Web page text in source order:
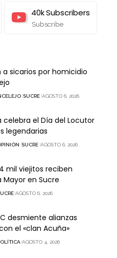
40kSubscribers
Subscribe
sicarios por homicidio
SUCRE AGOSTO 6, 2026
celebra el Día del Locutor
legendarias
SUCRE AGOSTO 6, 2026
mil viejitos reciben
Mayor en Sucre
AGOSTO 6, 2026
desmiente alianzas
el «clan Acuña»
AGOSTO 4, 2026